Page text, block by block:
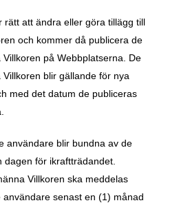
rätt att ändra eller göra tillägg till
och kommer då publicera de
Villkoren på Webbplatserna. De
Villkoren blir gällande för nya
med det datum de publiceras
användare blir bundna av de
dagen för ikraftträdandet.
Villkoren ska meddelas
användare senast en (1) månad